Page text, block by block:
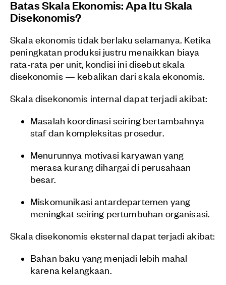
Batas Skala Ekonomis: Apa Itu Skala
Disekonomis?
Skala ekonomis tidak berlaku selamanya. Ketika
peningkatan produksi justru menaikkan biaya
rata-rata per unit, kondisi ini disebut skala
disekonomis — kebalikan dari skala ekonomis.
Skala disekonomis internal dapat terjadi akibat:
Masalah koordinasi seiring bertambahnya
staf dan kompleksitas prosedur.
Menurunnya motivasi karyawan yang
merasa kurang dihargai di perusahaan
besar.
Miskomunikasi antardepartemen yang
meningkat seiring pertumbuhan organisasi.
Skala disekonomis eksternal dapat terjadi akibat:
Bahan baku yang menjadi lebih mahal
karena kelangkaan.